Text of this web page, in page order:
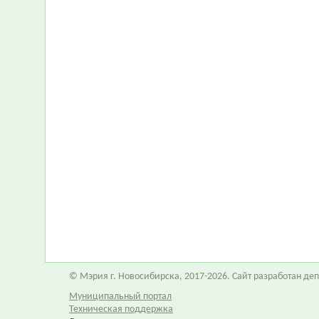
© Мэрия г. Новосибирска, 2017-2026. Сайт разработан
Муниципальный портал
Техническая поддержка